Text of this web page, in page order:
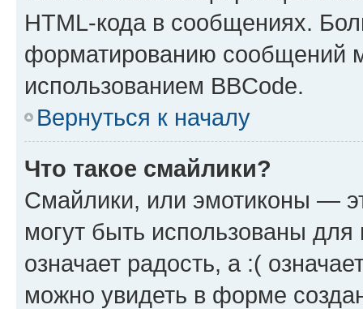
HTML-кода в сообщениях.
форматированию сообщений
использованием BBCode.
Вернуться к началу
Что такое смайлики?
Смайлики, или эмотиконы —
могут быть использованы
означает радость, а :(
можно увидеть в форме